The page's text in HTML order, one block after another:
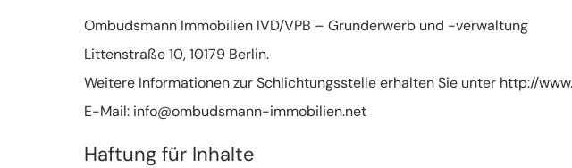
Ombudsmann Immobilien IVD/VPB – Grunderwerb und -verwaltung
Littenstraße 10, 10179 Berlin.
Weitere Informationen zur Schlichtungsstelle erhalten Sie unter http://
E-Mail: info@ombudsmann-immobilien.net
Haftung für Inhalte